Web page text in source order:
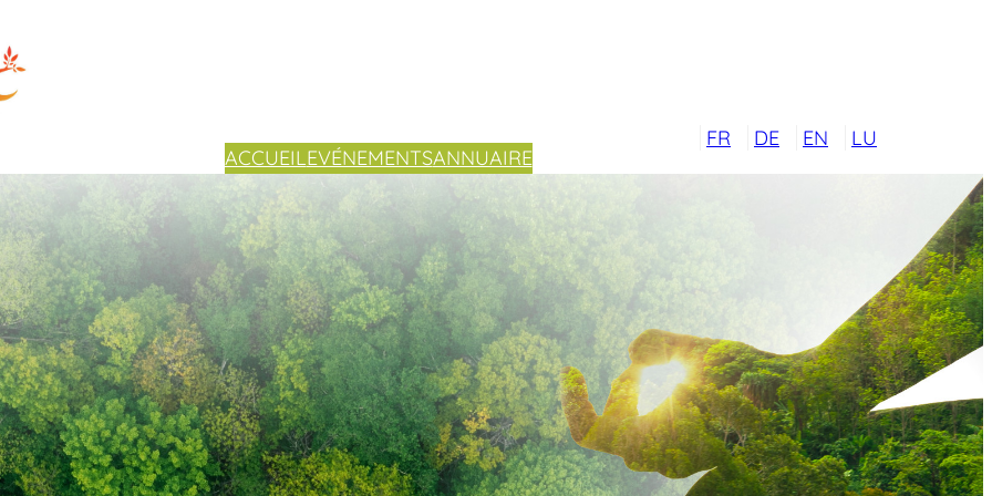
ACCUEILEVÉNEMENTSANNUAIRE
FR DE EN LU